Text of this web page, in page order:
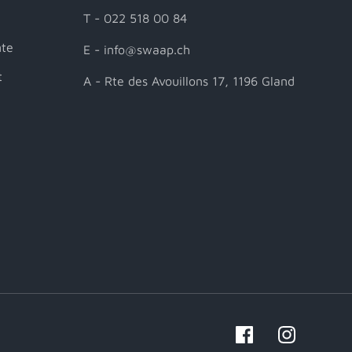
T - 022 518 00 84
E - info@swaap.ch
A - Rte des Avouillons 17, 1196 Gland